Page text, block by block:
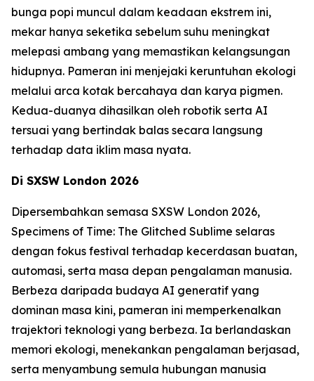
bunga popi muncul dalam keadaan ekstrem ini,
mekar hanya seketika sebelum suhu meningkat
melepasi ambang yang memastikan kelangsungan
hidupnya. Pameran ini menjejaki keruntuhan ekologi
melalui arca kotak bercahaya dan karya pigmen.
Kedua-duanya dihasilkan oleh robotik serta AI
tersuai yang bertindak balas secara langsung
terhadap data iklim masa nyata.
Di SXSW London 2026
Dipersembahkan semasa SXSW London 2026,
Specimens of Time: The Glitched Sublime selaras
dengan fokus festival terhadap kecerdasan buatan,
automasi, serta masa depan pengalaman manusia.
Berbeza daripada budaya AI generatif yang
dominan masa kini, pameran ini memperkenalkan
trajektori teknologi yang berbeza. Ia berlandaskan
memori ekologi, menekankan pengalaman berjasad,
serta menyambung semula hubungan manusia